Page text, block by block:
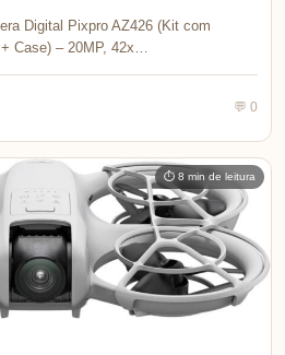
Digital Pixpro AZ426 (Kit com
Case) – 20MP, 42x…
💬 0
⏱ 8 min de leitura